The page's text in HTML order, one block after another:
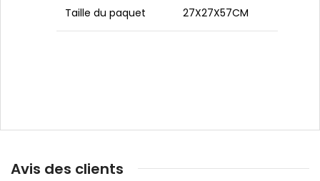
Taille du paquet 27X27X57CM
Avis des clients